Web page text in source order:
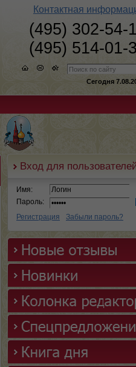
Контактная
(495) 302-54-
(495) 514-01-
Сегодня
Вход для
Имя:
Пароль:
Регистрация
Забыли пароль?